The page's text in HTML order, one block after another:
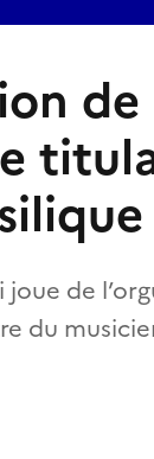
de
de
du